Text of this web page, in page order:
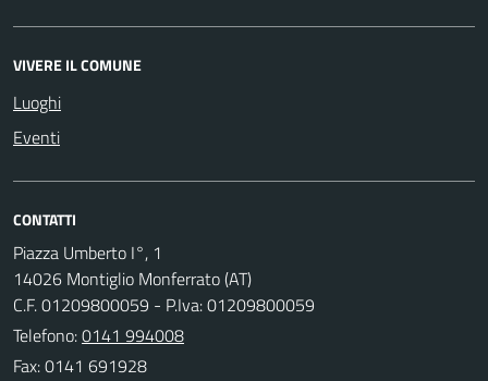
VIVERE IL COMUNE
Luoghi
Eventi
CONTATTI
Piazza Umberto I°, 1
14026 Montiglio Monferrato (AT)
C.F. 01209800059 - P.Iva: 01209800059
Telefono:0141 994008
Fax: 0141 691928